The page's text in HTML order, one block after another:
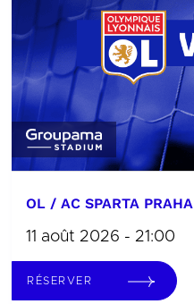
OL / AC SPARTA PRAHA
11 août 2026 - 21:00
RÉSERVER